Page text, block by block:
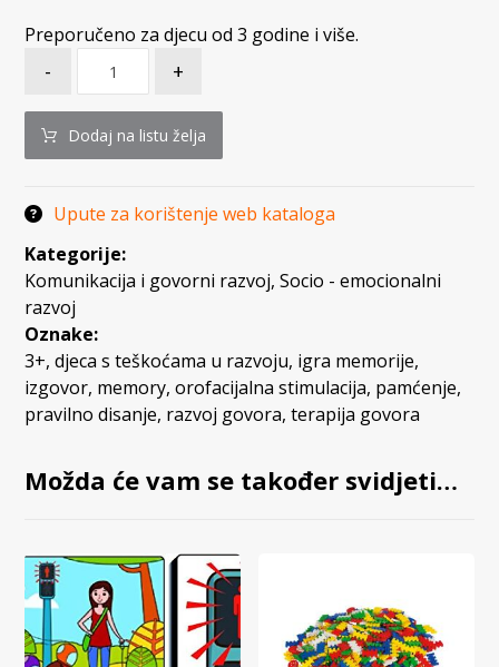
Preporučeno za djecu od 3 godine i više.
- +
Dodaj na listu želja
Upute za korištenje web kataloga
Kategorije:
Komunikacija i govorni razvoj,Socio - emocionalni
razvoj
Oznake:
3+,djeca s teškoćama u razvoju, igra memorije,
izgovor, memory,orofacijalna stimulacija, pamćenje,
pravilno disanje, razvoj govora,terapija govora
Možda će vam se također svidjeti…